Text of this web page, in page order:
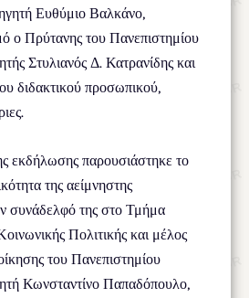
Ευθύμιο Βαλκάνο,
ο Πρύτανης του Πανεπιστημίου
Στυλιανός Δ. Κατρανίδης και
διδακτικού προσωπικού,
εκδήλωσης παρουσιάστηκε το
της αείμνηστης
συνάδελφό της στο Τμήμα
Πολιτικής και μέλος
του Πανεπιστημίου
Κωνσταντίνο Παπαδόπουλο,